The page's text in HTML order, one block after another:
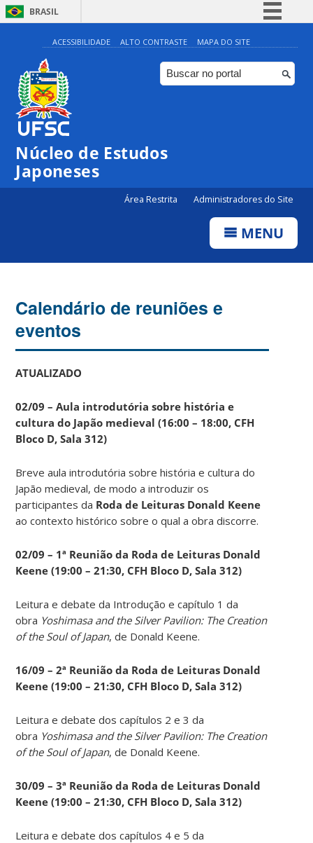
BRASIL
Simplifique!
Comunica BR
Participe
ACESSIBILIDADE ALTO CONTRASTE MAPA DO SITE
Núcleo de Estudos
Japoneses
Área Restrita Administradores do Site
MENU
Calendário de reuniões e
eventos
ATUALIZADO
02/09 – Aula introdutória sobre história e
cultura do Japão medieval (16:00 – 18:00, CFH
Bloco D, Sala 312)
Breve aula introdutória sobre história e cultura do
Japão medieval, de modo a introduzir os
participantes da Roda de Leituras Donald Keene
ao contexto histórico sobre o qual a obra discorre.
02/09 – 1ª Reunião da Roda de Leituras Donald
Keene (19:00 – 21:30, CFH Bloco D, Sala 312)
Leitura e debate da Introdução e capítulo 1 da
obra Yoshimasa and the Silver Pavilion: The Creation
of the Soul of Japan, de Donald Keene.
16/09 – 2ª Reunião da Roda de Leituras Donald
Keene (19:00 – 21:30, CFH Bloco D, Sala 312)
Leitura e debate dos capítulos 2 e 3 da
obra Yoshimasa and the Silver Pavilion: The Creation
of the Soul of Japan, de Donald Keene.
30/09 – 3ª Reunião da Roda de Leituras Donald
Keene (19:00 – 21:30, CFH Bloco D, Sala 312)
Leitura e debate dos capítulos 4 e 5 da